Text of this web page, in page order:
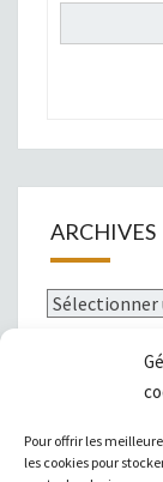
Pour offrir les
les cookies pour
ARCHIVES
Archives